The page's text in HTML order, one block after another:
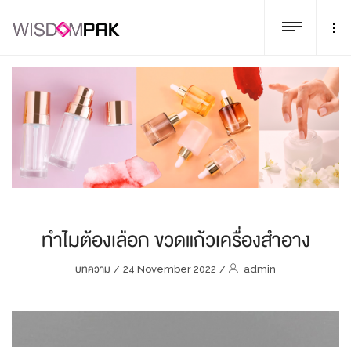
ทำไมต้องเลือก ขวดแก้วเครื่องสำอาง
บทความ / 24 November 2022 / admin